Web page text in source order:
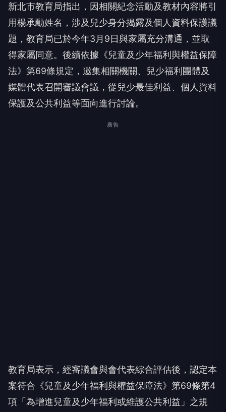
新北市教育局指出，因相關紀念活動及教材內容將引
用楊承勳姓名，涉及兒少身分揭露及個人資料保護議
題，教育局已於今年3月9日與家屬充分溝通，並取
得家屬同意。後續依據《兒童及少年福利與權益保障
法》第69條規定，邀集相關機關、兒少福利團體及
媒體代表召開審議會議，從兒少最佳利益、個人資料
保護及公共利益等面向進行討論。
廣告
教育局表示，經審議會與會代表綜合評估後，認定本
案符合《兒童及少年福利與權益保障法》第69條第4
項「為增進兒童及少年福利或維護公共利益」之規